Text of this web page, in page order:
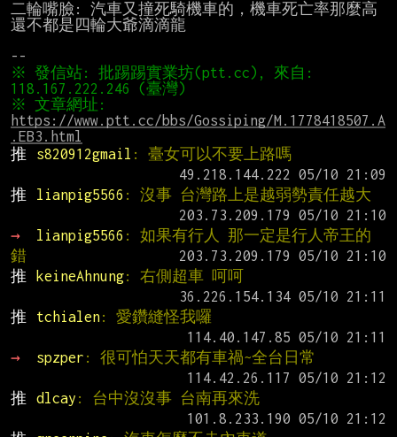
二輪嘴臉: 汽車又撞死騎機車的，機車死亡率那麼高
還不都是四輪大爺滴滴龍
※ 發信站: 批踢踢實業坊(ptt.cc), 來自:
https://www.ptt.cc/bbs/Gossiping/M.1778418507.A
.EB3.html
推
s820912gmail : 臺女可以不要上路嗎
推
lianpig5566 : 沒事 台灣路上是越弱勢責任越大
→
lianpig5566 : 如果有行人 那一定是行人帝王的
錯
推
keineAhnung: 右側超車 呵呵
推
tchialen: 愛鑽縫怪我囉
→
spzper : 很可怕天天都有車禍~全台日常
推
dlcay : 台中沒沒事 台南再來洗